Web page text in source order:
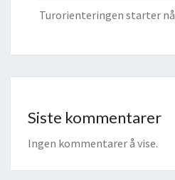
Turorienteringen starter nå
Siste kommentarer
Ingen kommentarer å vise.